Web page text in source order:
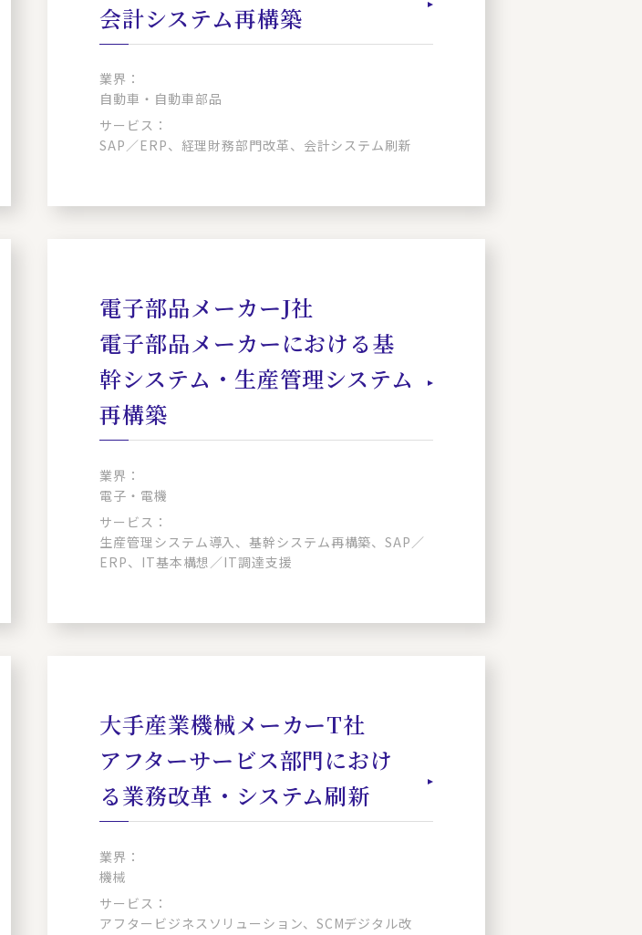
会計システム再構築
業界：
自動車・自動車部品
サービス：
SAP／ERP、経理財務部門改革、会計システム刷新
電子部品メーカーJ社
電子部品メーカーにおける基
幹システム・生産管理システム
再構築
業界：
電子・電機
サービス：
生産管理システム導入、基幹システム再構築、SAP／
ERP、IT基本構想／IT調達支援
大手産業機械メーカーT社
アフターサービス部門におけ
る業務改革・システム刷新
業界：
機械
サービス：
アフタービジネスソリューション、SCMデジタル改